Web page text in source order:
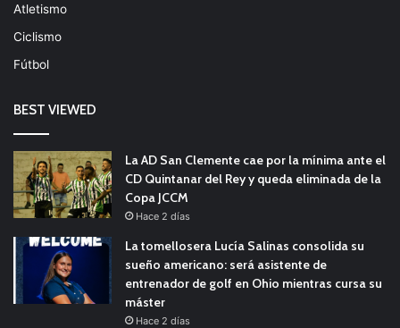
Atletismo
Ciclismo
Fútbol
BEST VIEWED
La AD San Clemente cae por la mínima ante el
CD Quintanar del Rey y queda eliminada de la
Copa JCCM
Hace 2 días
La tomellosera Lucía Salinas consolida su
sueño americano: será asistente de
entrenador de golf en Ohio mientras cursa su
máster
Hace 2 días